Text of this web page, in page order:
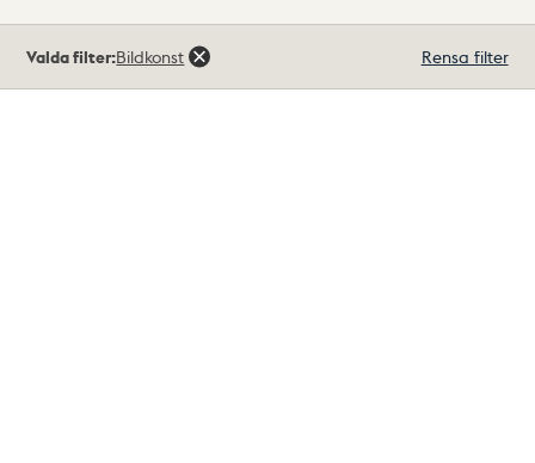
träffar
Valda filter:Bildkonst Rensa filter